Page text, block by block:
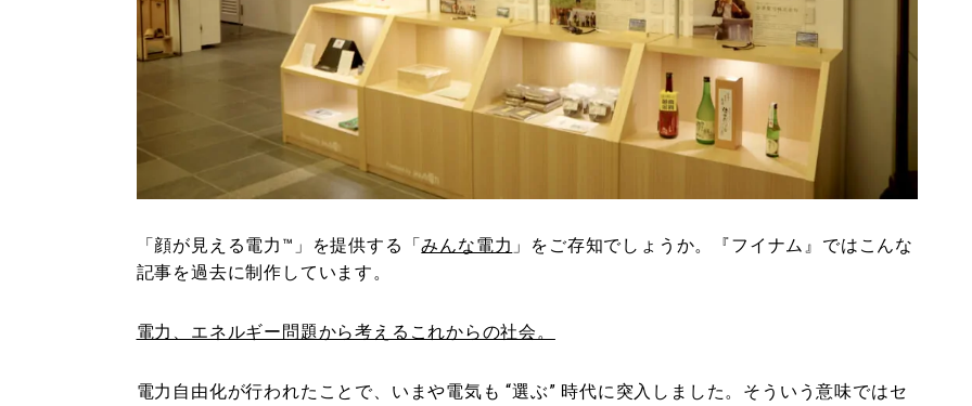
「顔が見える電力™」を提供する「みんな電力 」をご存知でしょうか。『フイナム』ではこんな
記事を過去に制作しています。
電力、エネルギー問題から考えるこれからの社会。
電力自由化が行われたことで、いまや電気も “選ぶ” 時代に突入しました。そういう意味ではセ